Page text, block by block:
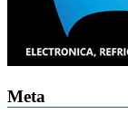
Meta